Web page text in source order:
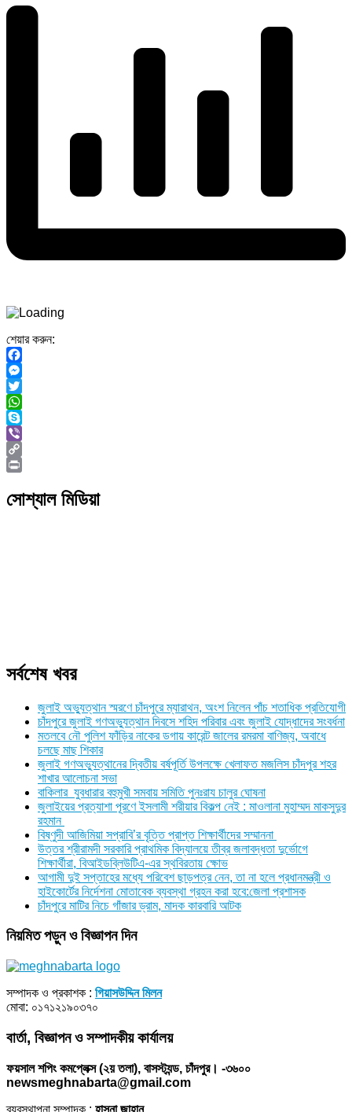
শেয়ার করুন:
Facebook
Messenger
Twitter
WhatsApp
Skype
Viber
Copy
সোশ্যাল মিডিয়া
সর্বশেষ খবর
জুলাই অভ্যুত্থান স্মরণে চাঁদপুরে ম্যারাথন, অংশ নিলেন পাঁচ শতাধিক প্রতিযোগী
চাঁদপুরে জুলাই গণঅভ্যুত্থান দিবসে শহিদ পরিবার এবং জুলাই যোদ্ধাদের সংবর্ধনা
মতলবে নৌ পুলিশ ফাঁড়ির নাকের ডগায় কারেন্ট জালের রমরমা বাণিজ্য, অবাধে
চলছে মাছ শিকার
জুলাই গণঅভ্যুত্থানের দ্বিতীয় বর্ষপূর্তি উপলক্ষে খেলাফত মজলিস চাঁদপুর শহর
শাখার আলোচনা সভা
বাকিলার যুবধারার বহুমুখী সমবায় সমিতি পুনঃরায চালুর ঘোষনা
জুলাইয়ের প্রত্যাশা পূরণে ইসলামী শরীয়ার বিকল্প নেই : মাওলানা মুহাম্মদ মাকসুদুর
রহমান
বিষ্ণুদী আজিমিয়া সপ্রাবি’র বৃত্তি প্রাপ্ত শিক্ষার্থীদের সম্মাননা
উত্তর শ্রীরামদী সরকারি প্রাথমিক বিদ্যালয়ে তীব্র জলাবদ্ধতা দুর্ভোগে
শিক্ষার্থীরা, বিআইডব্লিউটিএ-এর স্থবিরতায় ক্ষোভ
আগামী দুই সপ্তাহের মধ্যে পরিবেশ ছাড়পত্র নেন, তা না হলে প্রধানমন্ত্রী ও
হাইকোর্টের নির্দেশনা মোতাবেক ব্যবস্থা গ্রহন করা হবে:জেলা প্রশাসক
চাঁদপুরে মাটির নিচে গাঁজার ড্রাম, মাদক কারবারি আটক
নিয়মিত পড়ুন ও বিজ্ঞাপন দিন
সম্পাদক ও প্রকাশক : গিয়াসউদ্দিন মিলন
মোবা: ০১৭১২১৯০৩৭০
বার্তা, বিজ্ঞাপন ও সম্পাদকীয় কার্যালয়
ফয়সাল শপিং কমপ্লেক্স (২য় তলা), বাসস্ট্যন্ড, চাঁদপুর। -৩৬০০
newsmeghnabarta@gmail.com
ব্যবস্থাপনা সম্পাদক : হাসনা জাহান